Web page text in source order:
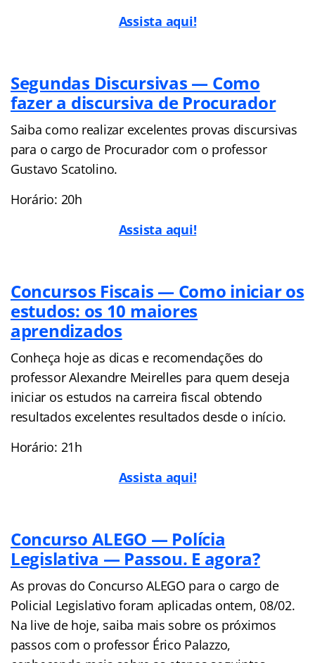
Assista aqui!
Segundas Discursivas — Como
fazer a discursiva de Procurador
Saiba como realizar excelentes provas discursivas
para o cargo de Procurador com o professor
Gustavo Scatolino.
Horário: 20h
Assista aqui!
Concursos Fiscais — Como iniciar os
estudos: os 10 maiores
aprendizados
Conheça hoje as dicas e recomendações do
professor Alexandre Meirelles para quem deseja
iniciar os estudos na carreira fiscal obtendo
resultados excelentes resultados desde o início.
Horário: 21h
Assista aqui!
Concurso ALEGO — Polícia
Legislativa — Passou. E agora?
As provas do Concurso ALEGO para o cargo de
Policial Legislativo foram aplicadas ontem, 08/02.
Na live de hoje, saiba mais sobre os próximos
passos com o professor Érico Palazzo,